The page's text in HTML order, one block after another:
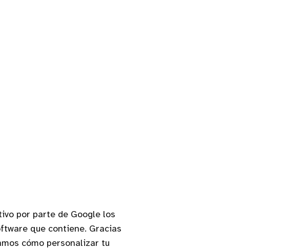
por parte de Google los
que contiene. Gracias
cómo personalizar tu